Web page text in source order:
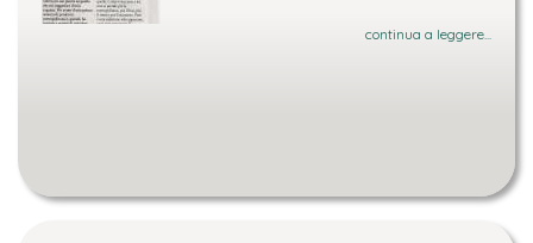
continua a leggere...